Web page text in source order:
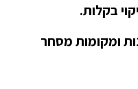
בקלות.
ומקומות מסחר